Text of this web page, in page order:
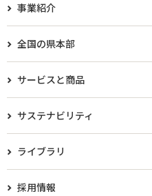
事業紹介
全国の県本部
サービスと商品
サステナビリティ
ライブラリ
採用情報